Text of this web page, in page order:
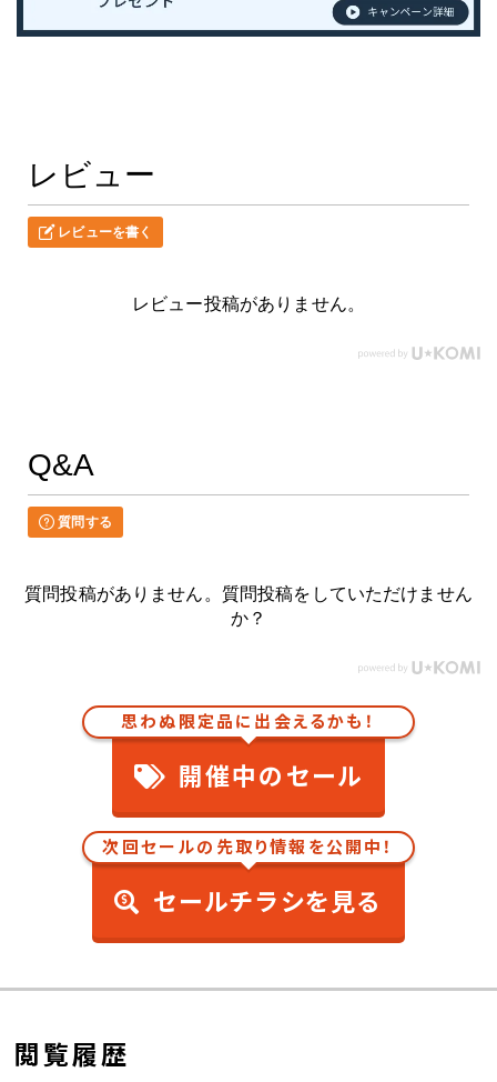
レビュー
レビューを書く
レビュー投稿がありません。
Q&A
質問する
質問投稿がありません。質問投稿をしていただけません
か？
思わぬ限定品に出会えるかも！
開催中のセール
次回セールの先取り情報を公開中！
セールチラシを見る
閲覧履歴